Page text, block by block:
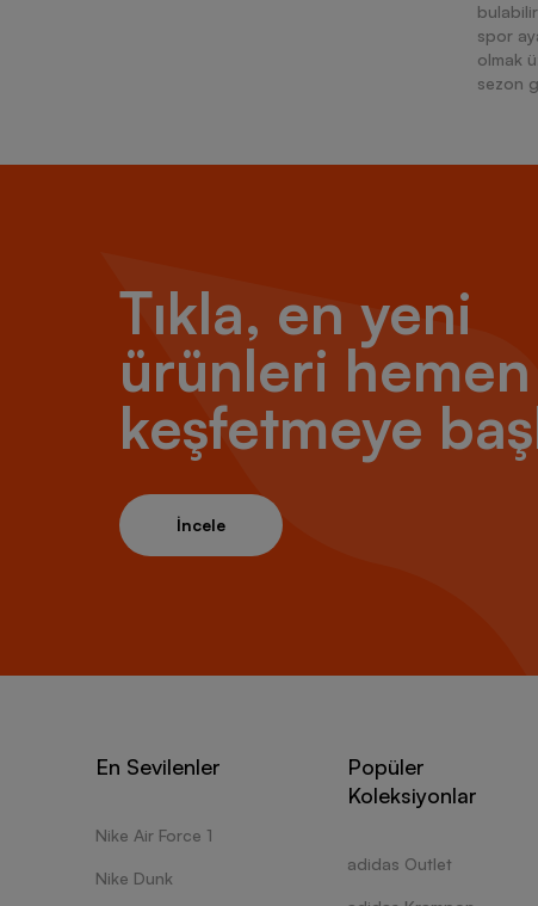
spor
olmak
sezon
kritik
önünde
olabilir.
olan
Tıkla, en yeni
ürünleri hemen
keşfetmeye
İncele
En Sevilenler
Nike Air Force 1
Nike Dunk
Popüler
Koleksiyonlar
adidas Outlet